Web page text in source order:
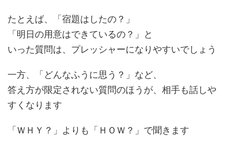
たとえば、「宿題はしたの？」
「明日の用意はできているの？」と
いった質問は、プレッシャーになりやすいでしょう
一方、「どんなふうに思う？」など、
答え方が限定されない質問のほうが、相手も話しや
すくなります
「ＷＨＹ？」よりも「ＨＯＷ？」で聞きます